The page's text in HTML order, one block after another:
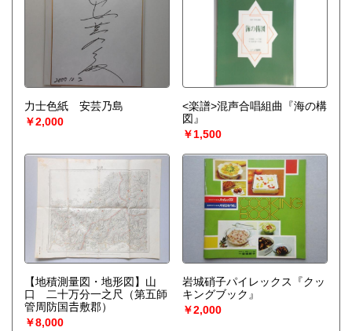
力士色紙 安芸乃島
￥2,000
<楽譜>混声合唱組曲『海の構
図』
￥1,500
【地積測量図・地形図】山
口 二十万分一之尺（第五師
管周防国𠮷敷郡）
￥8,000
岩城硝子パイレックス『クッ
キングブック』
￥2,000